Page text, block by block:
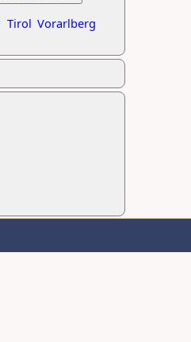
Tirol Vorarlberg